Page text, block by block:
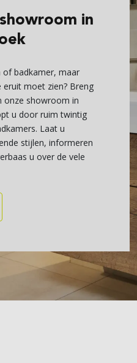
in
of badkamer, maar
moet zien? Breng
onze showroom in
u door ruim twintig
Laat u
stijlen, informeren
u over de vele